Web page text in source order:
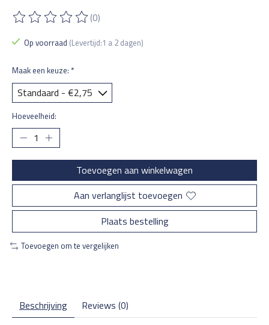
De beoordeling van dit product is
(0)
Op voorraad (Levertijd:1 a 2 dagen)
Maak een keuze: *
Hoeveelheid:
Toevoegen aan winkelwagen
Aan verlanglijst toevoegen
Plaats bestelling
Toevoegen om te vergelijken
Beschrijving Reviews (0)